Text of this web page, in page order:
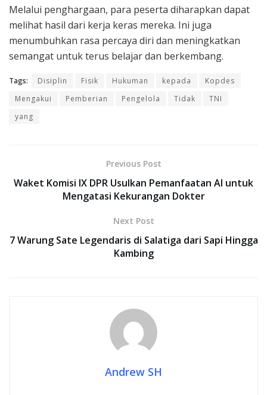
Melalui penghargaan, para peserta diharapkan dapat
melihat hasil dari kerja keras mereka. Ini juga
menumbuhkan rasa percaya diri dan meningkatkan
semangat untuk terus belajar dan berkembang.
Tags: Disiplin Fisik Hukuman kepada
Kopdes
Mengakui
Pemberian Pengelola Tidak
TNI
yang
Previous Post
Waket Komisi IX DPR Usulkan Pemanfaatan AI untuk
Mengatasi Kekurangan Dokter
Next Post
7 Warung Sate Legendaris di Salatiga dari Sapi Hingga
Kambing
Andrew SH